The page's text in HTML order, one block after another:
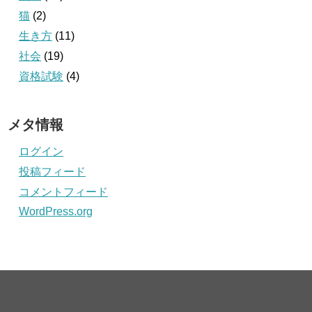
猫 (2)
生き方 (11)
社会 (19)
資格試験 (4)
メタ情報
ログイン
投稿フィード
コメントフィード
WordPress.org